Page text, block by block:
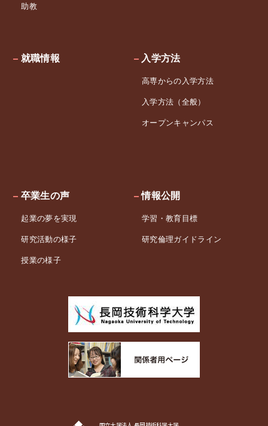
助教
就職情報 入学方法
高専からの入学方法
入学方法（全般）
オープンキャンパス
卒業生の声
起業の夢を実現
研究活動の様子
授業の様子
情報公開
学習・教育目標
研究倫理ガイドライン